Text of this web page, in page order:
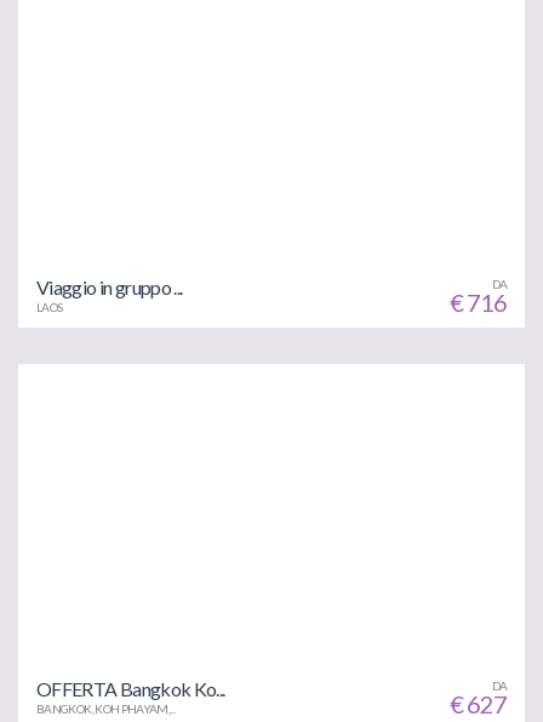
DA
€ 716
Viaggio in gruppo ...
LAOS
DA
€ 627
OFFERTA Bangkok Ko...
BANGKOK, KOH PHAYAM,...